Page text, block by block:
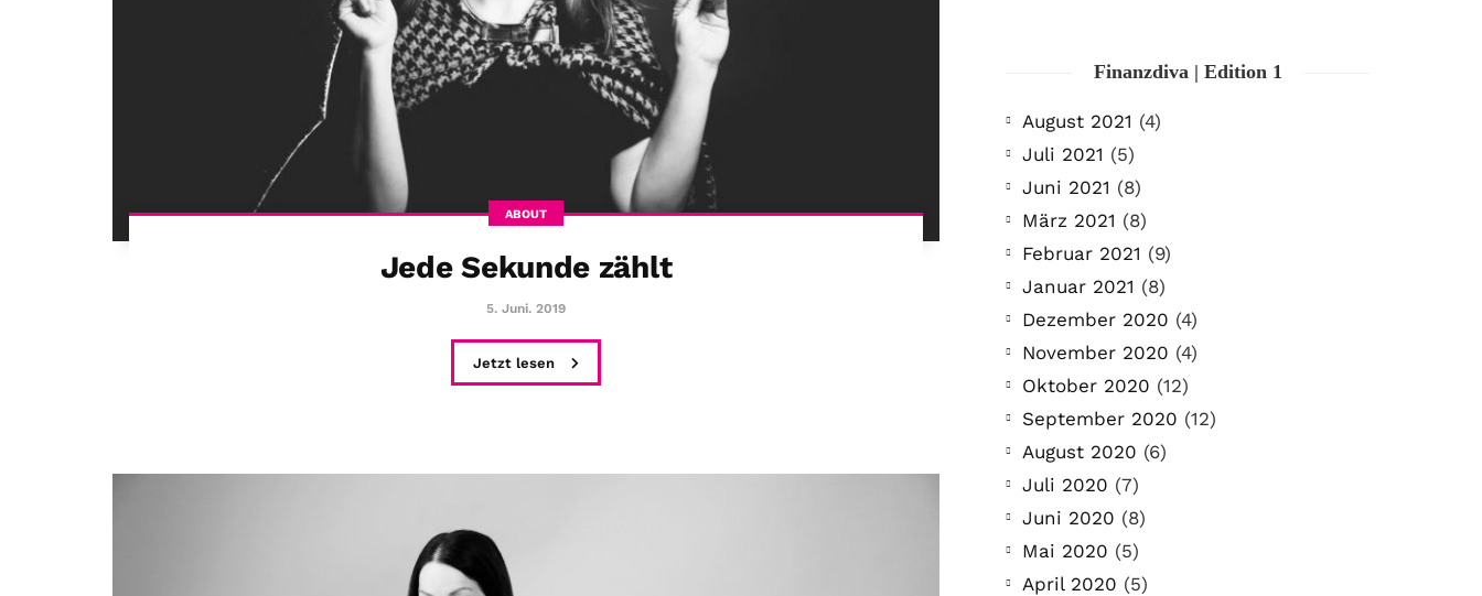
ABOUT
Jede Sekunde zählt
5. Juni. 2019
Jetzt lesen
Finanzdiva | Edition 1
August 2021 (4)
Juli 2021 (5)
Juni 2021 (8)
März 2021 (8)
Februar 2021 (9)
Januar 2021 (8)
Dezember 2020 (4)
November 2020 (4)
Oktober 2020 (12)
September 2020 (12)
August 2020 (6)
Juli 2020 (7)
Juni 2020 (8)
Mai 2020 (5)
April 2020 (5)